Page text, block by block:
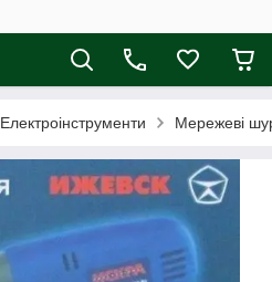
Електроінструменти Мережеві